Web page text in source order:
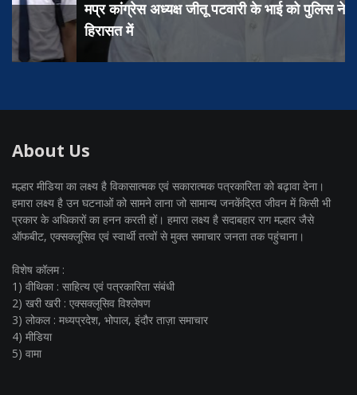
मप्र कांग्रेस अध्यक्ष जीतू पटवारी के भाई को पुलिस ने लिया
हिरासत में
About Us
मल्हार मीडिया का लक्ष्य है विकासात्मक एवं सकारात्मक पत्रकारिता को बढ़ावा देना।
हमारा लक्ष्य है उन घटनाओं को सामने लाना जो सामान्य जनकेंद्रित जीवन में किसी भी
प्रकार के अधिकारों का हनन करती हों। हमारा लक्ष्य है सदाबहार राग मल्हार जैसे
ऑफबीट, एक्सक्लूसिव एवं स्वार्थी तत्वों से मुक्त समाचार जनता तक पहुंचाना।
विशेष कॉलम :
1) वीथिका : साहित्य एवं पत्रकारिता संबंधी
2) खरी खरी : एक्सक्लूसिव विश्लेषण
3) लोकल : मध्यप्रदेश, भोपाल, इंदौर ताज़ा समाचार
4) मीडिया
5) वामा